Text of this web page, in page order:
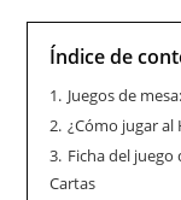
Índice de
1. Juegos de
2. ¿Cómo jugar al
3. Ficha del
Cartas